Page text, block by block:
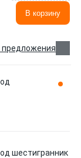
В корзину
предложения
шестигранник